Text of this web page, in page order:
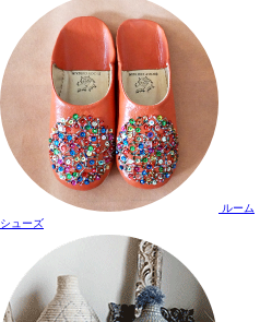
ルーム
シューズ